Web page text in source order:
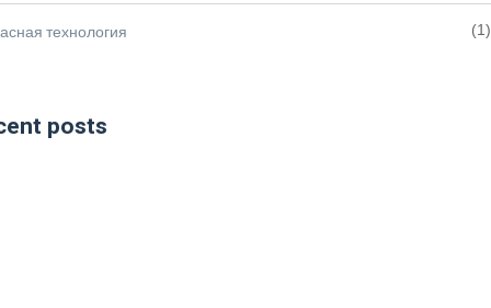
технология (1)
posts